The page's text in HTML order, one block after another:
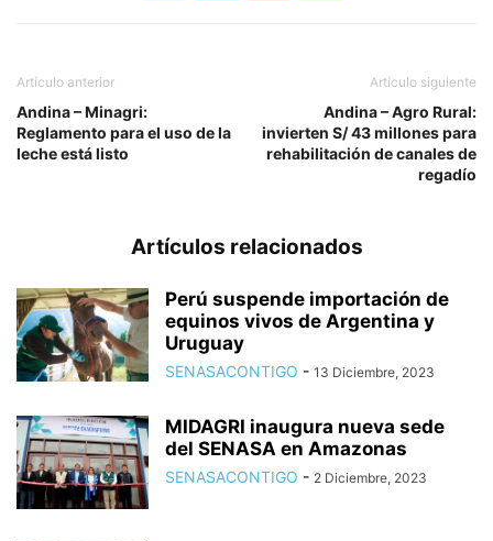
Artículo anterior
Andina – Minagri:
Reglamento para el uso de la
leche está listo
Artículo siguiente
Andina – Agro Rural:
invierten S/ 43 millones para
rehabilitación de canales de
regadío
Artículos relacionados
Perú suspende importación de
equinos vivos de Argentina y
Uruguay
SENASACONTIGO - 13 Diciembre, 2023
MIDAGRI inaugura nueva sede
del SENASA en Amazonas
SENASACONTIGO - 2 Diciembre, 2023